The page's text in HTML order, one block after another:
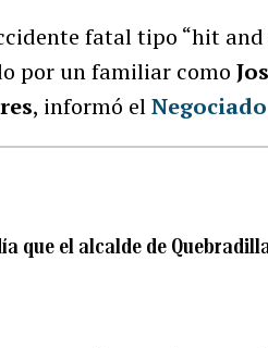
fatal tipo “hit
por un familiar como
, informó el
que el alcalde de